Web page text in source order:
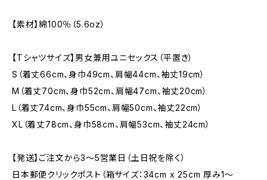
【素材】綿100％（5.6oz）
【Tシャツサイズ】男女兼用ユニセックス（平置き）
S（着丈66cm、身巾49cm、肩幅44cm、袖丈19cm）
M（着丈70cm、身巾52cm、肩幅47cm、袖丈20cm）
L（着丈74cm、身巾55cm、肩幅50cm、袖丈22cm）
XL（着丈78cm、身巾58cm、肩幅53cm、袖丈24cm）
【発送】ご注文から3〜5営業日（土日祝を除く）
日本郵便クリックポスト（箱サイズ：34cm x 25cm 厚み1〜